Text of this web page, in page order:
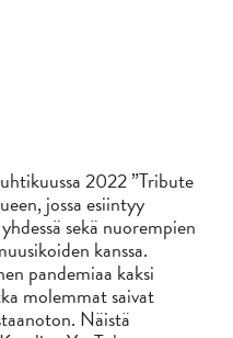
2022 ”Tribute
jossa esiintyy
sekä nuorempien
kanssa.
pandemiaa kaksi
molemmat saivat
Näistä